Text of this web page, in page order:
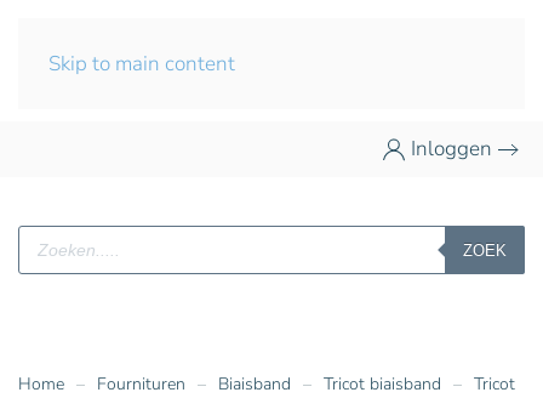
Skip to main content
Inloggen
Producten
zoeken
ZOEK
Home Fournituren Biaisband Tricot biaisband
Tricot